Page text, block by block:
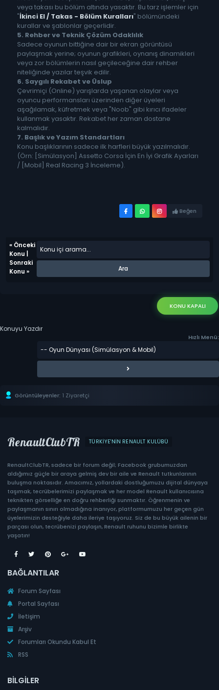
veya takası bu bölüm altında yasaktır. Bu tarz işlemler için
"İkinci El / Takas - Bölüm Kuralları" bölümündeki
kurallar ve şablonlar geçerlidir.
5. Rehber ve Teknik Çözüm Odaklılık
Sadece oyunun bittiğine dair bir ekran görüntüsü
paylaşmak yerine; oyunun grafikleri, oynanış dinamikleri
veya zor bölümlerin nasıl geçileceğine dair rehber
niteliğinde yazılar teşvik edilir.
6. Saygılı Rekabet ve Üslup
Çevrimiçi (Online) yarışlarda yaşanan olaylar veya
oyuncu performansları üzerinden diğer üyeleri
aşağılamak, küfretmek veya "Noob" gibi kırıcı ifadeler
kullanmak yasaktır. Rekabet her zaman dostane
kalmalıdır.
7. Başlık ve Yazım Standartları
Konu başlıklarının sadece ilk harfleri büyük yazılmalıdır.
(Örn: [Simülasyon] Assetto Corsa İçin En İyi Grafik Ayarları
/ [Mobil] Real Racing 3 İnceleme).
Beğen
« Önceki
Konu
Sonraki
Konu »
KONU KAPALI
Konuyu Yazdır
Hızlı Menü:
Görüntüleyenler: 1 Ziyaretçi
RenaultClubTR TÜRKIYE'NIN RENAULT KULÜBÜ
RenaultClubTR, sadece bir forum değil; Facebook grubumuzdan
aldığımız güçle bir araya gelmiş dev bir aile ve Renault tutkunlarının
buluşma noktasıdır. Amacımız, yollardaki dostluğumuzu dijital dünyaya
taşımak, tecrübelerimizi paylaşmak ve her model Renault kullanıcısına
teknikten görselliğe en doğru rehberliği sunmaktır. Öğrenmenin ve
paylaşmanın sınırı olmadığına inanıyor, platformumuzu her geçen gün
üyelerimizin desteğiyle daha ileriye taşıyoruz. Siz de bu büyük ailenin bir
parçası olun, tecrübenizi paylaşın, Renault ruhunu bizimle birlikte
yaşatın!
BAĞLANTILAR
Forum Sayfası
Portal Sayfası
İletişim
Arşiv
Forumları Okundu Kabul Et
RSS
BILGILER